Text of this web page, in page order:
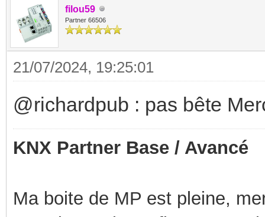
filou59
Partner 66506
21/07/2024, 19:25:01
@richardpub : pas bête
KNX Partner Base / Avancé
Ma boite de MP est pleine,